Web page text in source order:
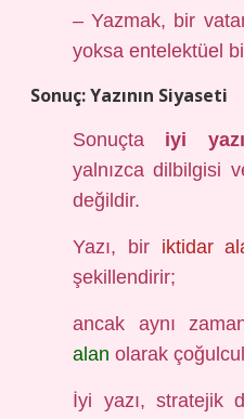
– Yazmak, bir
yoksa entelektüel
Sonuç: Yazının Siyaseti
Sonuçta iyi
yalnızca dilbilgisi
değildir.
Yazı, bir iktidar
şekillendirir;
ancak aynı
alan olarak
İyi yazı, stratejik